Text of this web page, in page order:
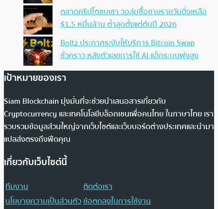
ตลาดคริปโตซบเซา วอลุ่มซื้อขายรายวันดิ่งเหลือ
$1.5 หมื่นล้าน ต่ำสุดตั้งแต่ต้นปี 2026
Boltz ประกาศระงับให้บริการ Bitcoin Swap
ชั่วคราว หลังตัวเลขการใช้ AI แฮ็กระบบพุ่งสูง
เป้าหมายของเรา
Siam Blockchain มุ่งมั่นที่จะช่วยนำเสนอสารเกี่ยวกับ
Cryptocurrency และเทคโนโลยีบล็อกเชนเพื่อคนไทย ในภาษาไทย เรา
รวบรวมข้อมูลส่วนใหญ่จากเว็บไซต์และเว็บบอร์ดต่างประเทศและนำมา
แปลส่งตรงถึงฟีดคุณ
เกี่ยวกับเว็บไซต์นี้
ทีมงาน
ติดต่อเรา
นโยบายความเป็นส่วนตัวข้อตกลงในการใช้งาน